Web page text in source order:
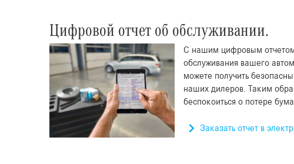
Цифровой отчет об обслуживании.
С нашим цифровым
обслуживания вашего
можете получить
наших дилеров. Таким
беспокоиться о потере
Заказать отчет в